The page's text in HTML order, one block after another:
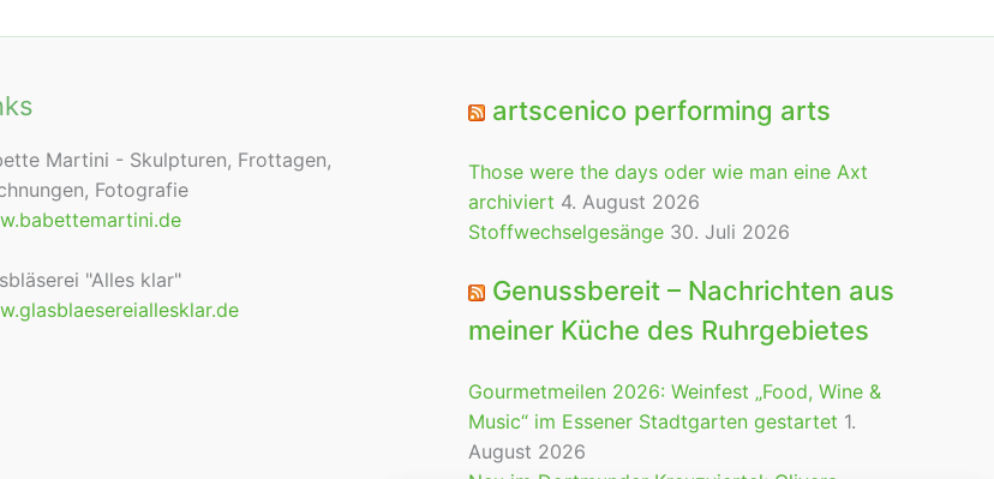
Martini - Skulpturen, Frottagen,
Fotografie
"Alles klar"
artscenico performing arts
Those were the days oder wie man eine Axt
archiviert 4. August 2026
Stoffwechselgesänge 30. Juli 2026
Genussbereit – Nachrichten aus
meiner Küche des Ruhrgebietes
Gourmetmeilen 2026: Weinfest „Food, Wine &
Music“ im Essener Stadtgarten gestartet 1.
August 2026